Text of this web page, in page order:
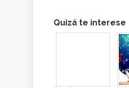
Quizá te interese